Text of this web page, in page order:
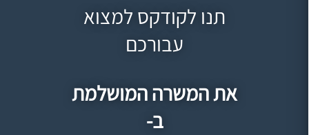
תנו לקודקס למצוא
עבורכם
את המשרה המושלמת
ב-